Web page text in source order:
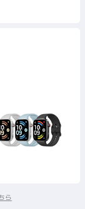
ら